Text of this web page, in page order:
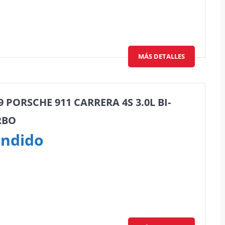
MÁS DETALLES
PORSCHE 911 CARRERA 4S 3.0L BI-